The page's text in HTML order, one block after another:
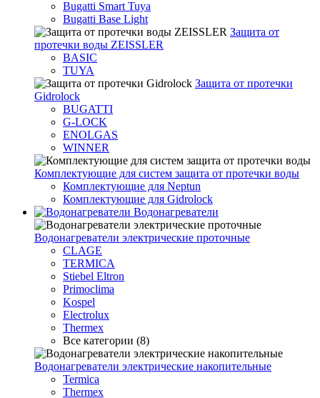
Bugatti Smart Tuya
Bugatti Base Light
Защита от
протечки воды ZEISSLER
BASIC
TUYA
Защита от протечки
Gidrolock
BUGATTI
G-LOCK
ENOLGAS
WINNER
Комплектующие для систем защита от протечки воды
Комплектующие для Neptun
Комплектующие для Gidrolock
Водонагреватели
Водонагреватeли электрические проточные
CLAGE
TERMICA
Stiebel Eltron
Primoclima
Kospel
Electrolux
Thermex
Все категории (8)
Водонагреватели электрические накопительные
Termica
Thermex